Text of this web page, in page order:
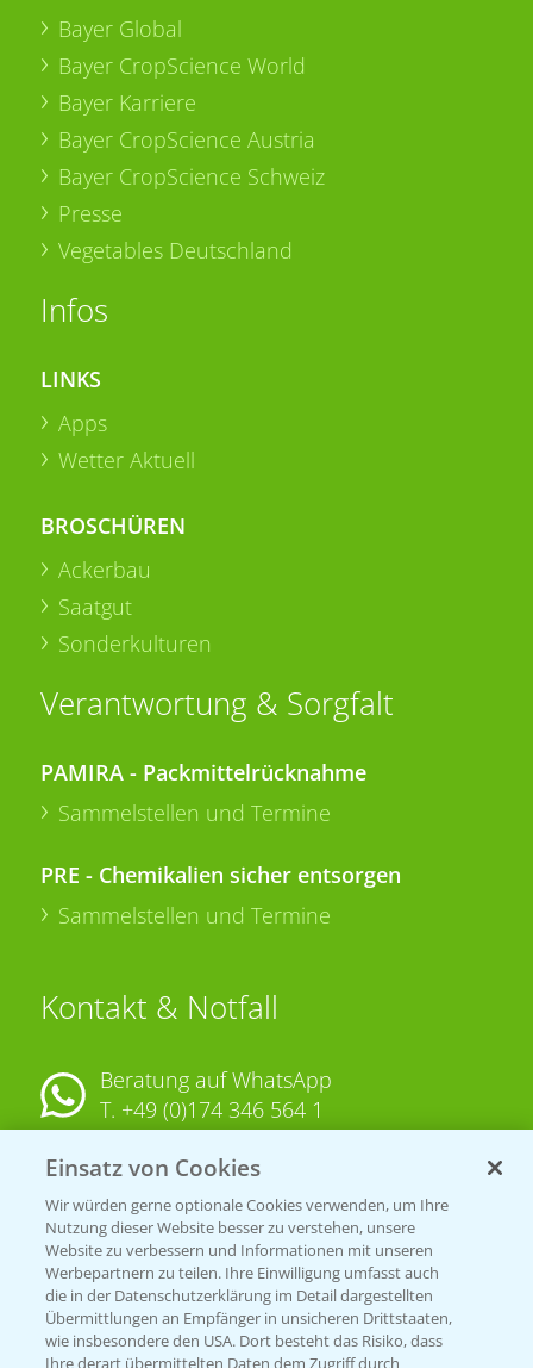
Bayer Global
Bayer CropScience World
Bayer Karriere
Bayer CropScience Austria
Bayer CropScience Schweiz
Presse
Vegetables Deutschland
Infos
LINKS
Apps
Wetter Aktuell
BROSCHÜREN
Ackerbau
Saatgut
Sonderkulturen
Verantwortung & Sorgfalt
PAMIRA - Packmittelrücknahme
Sammelstellen und Termine
PRE - Chemikalien sicher entsorgen
Sammelstellen und Termine
Kontakt & Notfall
Beratung auf WhatsApp
T. +49 (0)174 346 564 1
KONTAKT
Hilfe in Notfällen
T.+49 (0)214/30-20220
Einsatz von Cookies
Wir würden gerne optionale Cookies verwenden, um Ihre
Nutzung dieser Website besser zu verstehen, unsere
Website zu verbessern und Informationen mit unseren
Werbepartnern zu teilen. Ihre Einwilligung umfasst auch
die in der Datenschutzerklärung im Detail dargestellten
Übermittlungen an Empfänger in unsicheren Drittstaaten,
wie insbesondere den USA. Dort besteht das Risiko, dass
Ihre derart übermittelten Daten dem Zugriff durch